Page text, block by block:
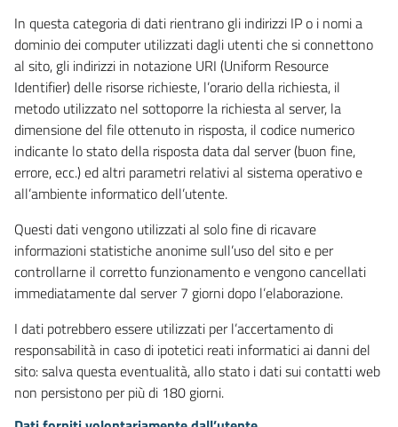
In questa categoria di dati rientrano gli indirizzi IP o i nomi a
dominio dei computer utilizzati dagli utenti che si connettono
al sito, gli indirizzi in notazione URI (Uniform Resource
Identifier) delle risorse richieste, l’orario della richiesta, il
metodo utilizzato nel sottoporre la richiesta al server, la
dimensione del file ottenuto in risposta, il codice numerico
indicante lo stato della risposta data dal server (buon fine,
errore, ecc.) ed altri parametri relativi al sistema operativo e
all’ambiente informatico dell’utente.
Questi dati vengono utilizzati al solo fine di ricavare
informazioni statistiche anonime sull’uso del sito e per
controllarne il corretto funzionamento e vengono cancellati
immediatamente dal server 7 giorni dopo l’elaborazione.
I dati potrebbero essere utilizzati per l’accertamento di
responsabilità in caso di ipotetici reati informatici ai danni del
sito: salva questa eventualità, allo stato i dati sui contatti web
non persistono per più di 180 giorni.